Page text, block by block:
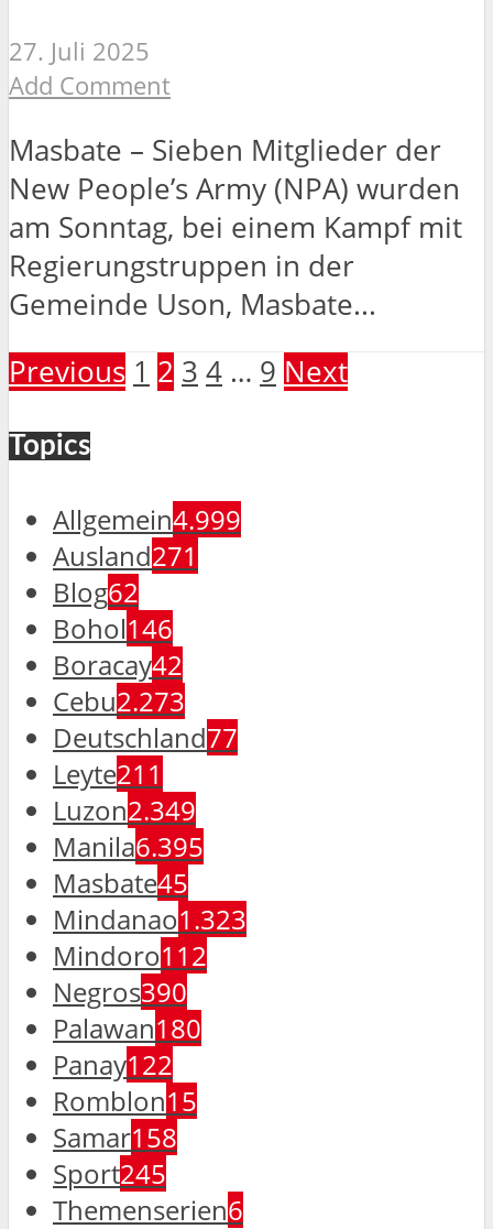
27. Juli 2025
Add Comment
Masbate – Sieben Mitglieder der
New People’s Army (NPA) wurden
am Sonntag, bei einem Kampf mit
Regierungstruppen in der
Gemeinde Uson, Masbate...
Previous 1 2 3 4 … 9 Next
Topics
Allgemein4.999
Ausland271
Blog62
Bohol146
Boracay42
Cebu2.273
Deutschland77
Leyte211
Luzon2.349
Manila6.395
Masbate45
Mindanao1.323
Mindoro112
Negros390
Palawan180
Panay122
Romblon15
Samar158
Sport245
Themenserien6